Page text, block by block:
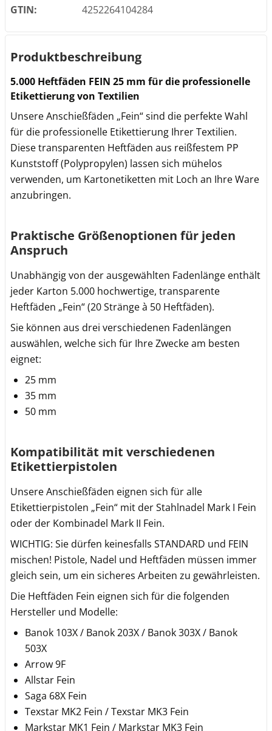
GTIN:
4252264104284
Produktbeschreibung
5.000 Heftfäden FEIN 25 mm für die professionelle
Etikettierung von Textilien
Unsere Anschießfäden „Fein“ sind die perfekte Wahl
für die professionelle Etikettierung Ihrer Textilien.
Diese transparenten Heftfäden aus reißfestem PP
Kunststoff (Polypropylen) lassen sich mühelos
verwenden, um Kartonetiketten mit Loch an Ihre Ware
anzubringen.
Praktische Größenoptionen für jeden
Anspruch
Unabhängig von der ausgewählten Fadenlänge enthält
jeder Karton 5.000 hochwertige, transparente
Heftfäden „Fein“ (20 Stränge à 50 Heftfäden).
Sie können aus drei verschiedenen Fadenlängen
auswählen, welche sich für Ihre Zwecke am besten
eignet:
25 mm
35 mm
50 mm
Kompatibilität mit verschiedenen
Etikettierpistolen
Unsere Anschießfäden eignen sich für alle
Etikettierpistolen „Fein“ mit der Stahlnadel Mark I Fein
oder der Kombinadel Mark II Fein.
WICHTIG: Sie dürfen keinesfalls STANDARD und FEIN
mischen! Pistole, Nadel und Heftfäden müssen immer
gleich sein, um ein sicheres Arbeiten zu gewährleisten.
Die Heftfäden Fein eignen sich für die folgenden
Hersteller und Modelle:
Banok 103X / Banok 203X / Banok 303X / Banok
503X
Arrow 9F
Allstar Fein
Saga 68X Fein
Texstar MK2 Fein / Texstar MK3 Fein
Markstar MK1 Fein / Markstar MK3 Fein